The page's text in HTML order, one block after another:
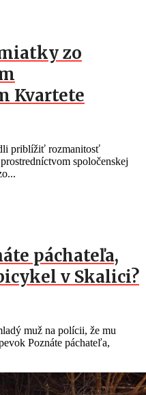
zo
Kvartete
priblížiť rozmanitosť
spoločenskej
páchateľa,
v Skalici?
muž na polícii, že mu
Poznáte páchateľa,